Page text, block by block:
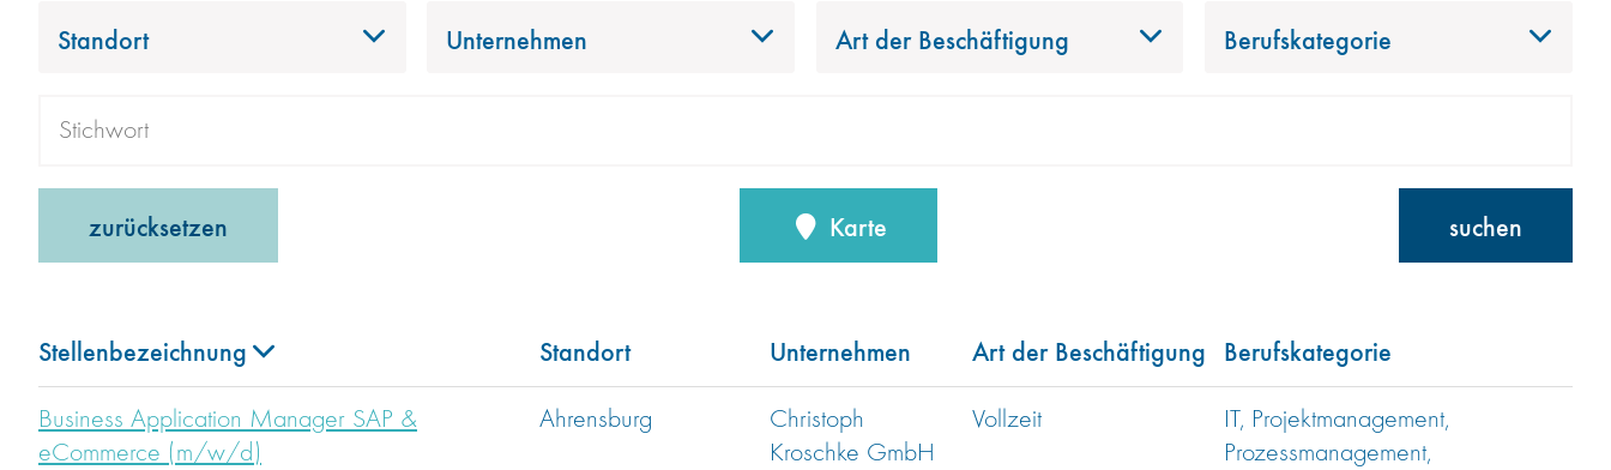
Standort Unternehmen Art der Beschäftigung Berufskategorie
zurücksetzen Karte suchen
Stellenbezeichnung Standort Unternehmen Art der Beschäftigung Berufskategorie
Business Application Manager SAP &
eCommerce (m/w/d)
Ahrensburg
Christoph
Kroschke GmbH
Vollzeit
IT, Projektmanagement,
Prozessmanagement,